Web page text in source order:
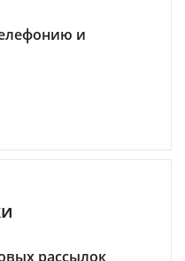
и
рассылок